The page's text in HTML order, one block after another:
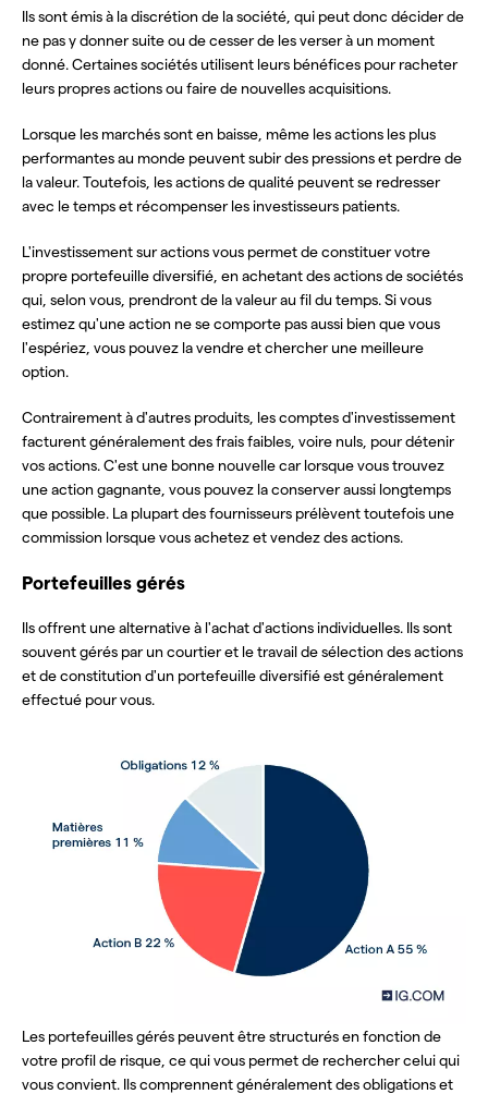
Ils sont émis à la discrétion de la société, qui peut donc décider de
ne pas y donner suite ou de cesser de les verser à un moment
donné. Certaines sociétés utilisent leurs bénéfices pour racheter
leurs propres actions ou faire de nouvelles acquisitions.
Lorsque les marchés sont en baisse, même les actions les plus
performantes au monde peuvent subir des pressions et perdre de
la valeur. Toutefois, les actions de qualité peuvent se redresser
avec le temps et récompenser les investisseurs patients.
L'investissement sur actions vous permet de constituer votre
propre portefeuille diversifié, en achetant des actions de sociétés
qui, selon vous, prendront de la valeur au fil du temps. Si vous
estimez qu'une action ne se comporte pas aussi bien que vous
l'espériez, vous pouvez la vendre et chercher une meilleure
option.
Contrairement à d'autres produits, les comptes d'investissement
facturent généralement des frais faibles, voire nuls, pour détenir
vos actions. C'est une bonne nouvelle car lorsque vous trouvez
une action gagnante, vous pouvez la conserver aussi longtemps
que possible. La plupart des fournisseurs prélèvent toutefois une
commission lorsque vous achetez et vendez des actions.
Portefeuilles gérés
Ils offrent une alternative à l'achat d'actions individuelles. Ils sont
souvent gérés par un courtier et le travail de sélection des actions
et de constitution d'un portefeuille diversifié est généralement
effectué pour vous.
Les portefeuilles gérés peuvent être structurés en fonction de
votre profil de risque, ce qui vous permet de rechercher celui qui
vous convient. Ils comprennent généralement des obligations et